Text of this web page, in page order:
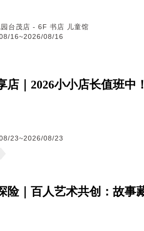
台茂店 - 6F 书店 儿童馆
16~2026/08/16
店｜2026小小店长值班中！
23~2026/08/23
险｜百人艺术共创：故事